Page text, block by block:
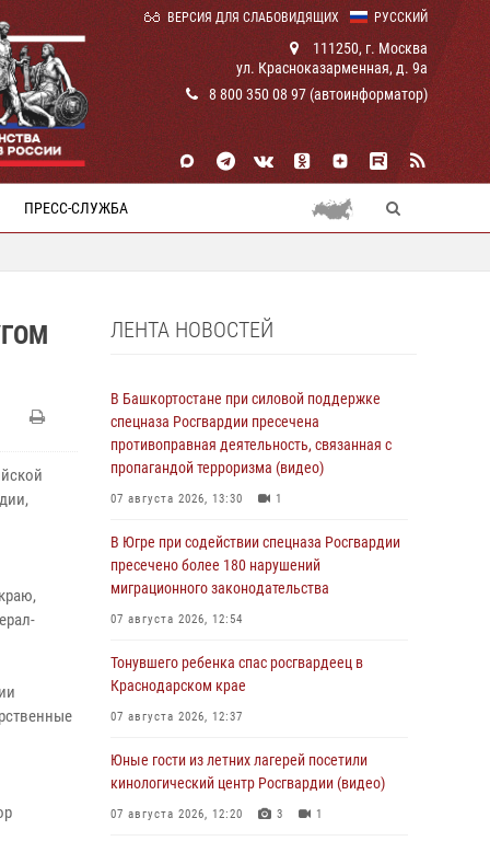
РУССКИЙ
ВЕРСИЯ ДЛЯ СЛАБОВИДЯЩИХ
111250, г. Москва
ул. Красноказарменная, д. 9а
8 800 350 08 97 (автоинформатор)
ПРЕСС-СЛУЖБА
ЛЕНТА НОВОСТЕЙ
В Башкортостане при силовой поддержке
спецназа Росгвардии пресечена
противоправная деятельность, связанная с
пропагандой терроризма (видео)
07 августа 2026, 13:30 1
В Югре при содействии спецназа Росгвардии
пресечено более 180 нарушений
миграционного законодательства
07 августа 2026, 12:54
Тонувшего ребенка спас росгвардеец в
Краснодарском крае
07 августа 2026, 12:37
Юные гости из летних лагерей посетили
кинологический центр Росгвардии (видео)
07 августа 2026, 12:20 3 1